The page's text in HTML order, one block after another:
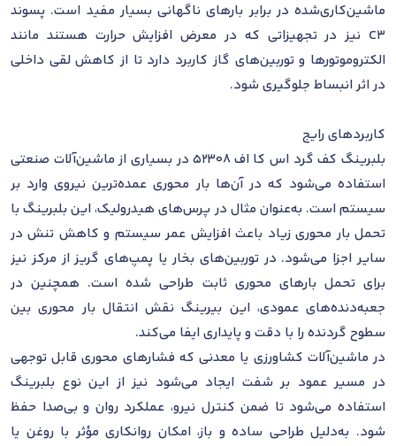
ماشین‌کاری‌شده در برابر بارهای ناگهانی بسیار مفید است. پسوند
C3 نیز در تجهیزاتی که در معرض افزایش حرارت هستند مانند
الکتروموتورها و توربین‌های گاز کاربرد دارد تا از کاهش لقی داخلی
در اثر انبساط جلوگیری شود.
کاربردهای رایج
بلبرینگ کف گرد اس کا اف 52308 در بسیاری از ماشین‌آلات صنعتی
استفاده می‌شود که در آن‌ها بار محوری عمده‌ترین نیروی وارد بر
سیستم است. به‌عنوان مثال در پرس‌های هیدرولیک، این بلبرینگ با
تحمل بار محوری زیاد باعث افزایش عمر سیستم و کاهش تنش در
سایر اجزا می‌شود. در توربین‌های بخار یا پمپ‌های گریز از مرکز نیز
برای تحمل بارهای محوری ثابت طراحی شده است. همچنین در
جعبه‌دنده‌های عمودی، این بیرینگ نقش انتقال بار محوری بین
سطوح گردنده را با دقت و پایداری ایفا می‌کند.
در ماشین‌آلات کشاورزی یا معدنی که فشارهای محوری قابل توجهی
در مسیر عمود بر شفت ایجاد می‌شود نیز از این نوع بلبرینگ
استفاده می‌شود تا ضمن کنترل نیرو، عملکرد روان و بی‌صدا حفظ
شود. به‌دلیل طراحی ساده و باز، امکان روانکاری مؤثر با روغن یا